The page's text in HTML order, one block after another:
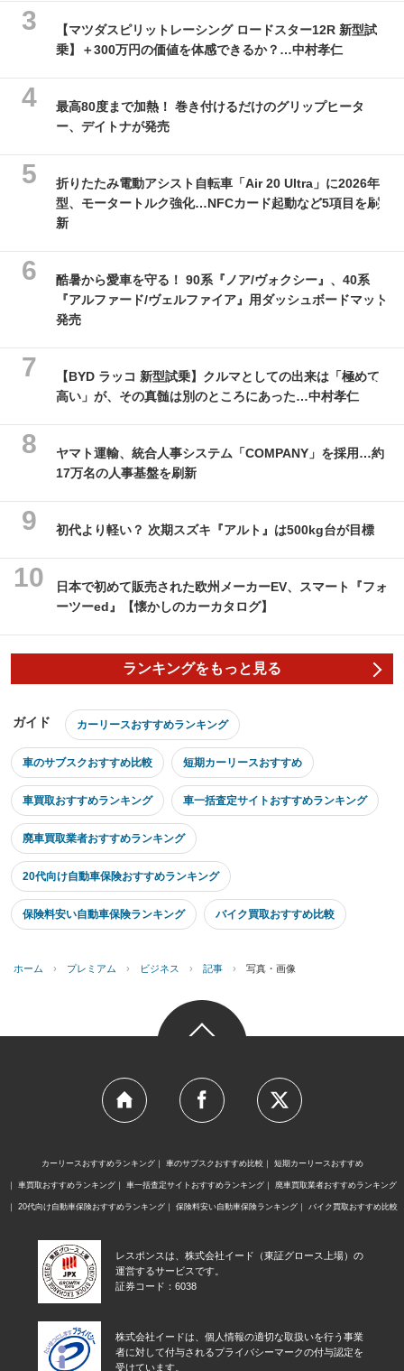
【マツダスピリットレーシング ロードスター12R 新型試
乗】＋300万円の価値を体感できるか？…中村孝仁
最高80度まで加熱！ 巻き付けるだけのグリップヒータ
ー、デイトナが発売
折りたたみ電動アシスト自転車「Air 20 Ultra」に2026年
型、モータートルク強化…NFCカード起動など5項目を刷
新
酷暑から愛車を守る！ 90系『ノア/ヴォクシー』、40系
『アルファード/ヴェルファイア』用ダッシュボードマット
発売
【BYD ラッコ 新型試乗】クルマとしての出来は「極めて
高い」が、その真髄は別のところにあった…中村孝仁
ヤマト運輸、統合人事システム「COMPANY」を採用…約
17万名の人事基盤を刷新
初代より軽い？ 次期スズキ『アルト』は500kg台が目標
日本で初めて販売された欧州メーカーEV、スマート『フォ
ーツーed』【懐かしのカーカタログ】
ランキングをもっと見る
ガイド カーリースおすすめランキング
車のサブスクおすすめ比較 短期カーリースおすすめ
車買取おすすめランキング 車一括査定サイトおすすめランキング
廃車買取業者おすすめランキング
20代向け自動車保険おすすめランキング
保険料安い自動車保険ランキング バイク買取おすすめ比較
ホーム › プレミアム › ビジネス › 記事 › 写真・画像
カーリースおすすめランキング 車のサブスクおすすめ比較 短期カーリースおすすめ
車買取おすすめランキング 車一括査定サイトおすすめランキング 廃車買取業者おすすめランキング
20代向け自動車保険おすすめランキング 保険料安い自動車保険ランキング バイク買取おすすめ比較
レスポンスは、株式会社イード（東証グロース上場）の
運営するサービスです。
証券コード：6038
株式会社イードは、個人情報の適切な取扱いを行う事業
者に対して付与されるプライバシーマークの付与認定を
受けています。